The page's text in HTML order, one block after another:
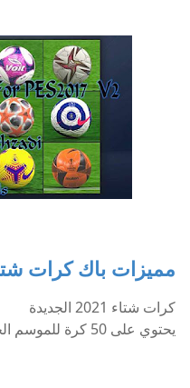
مميزات باك كرات شتاء
كرات شتاء 2021 الجديدة
يحتوي على 50 كرة للموسم الجديد